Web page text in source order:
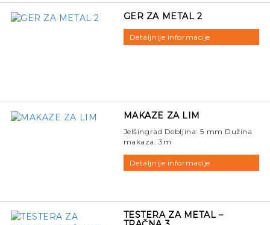
GER ZA METAL 2
Detaljnije informacije
MAKAZE ZA LIM
Jelšingrad Debljina: 5 mm Dužina
makaza: 3m
Detaljnije informacije
TESTERA ZA METAL –